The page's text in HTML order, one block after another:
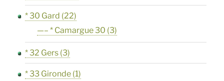
* 30 Gard (22)
—– * Camargue 30 (3)
* 32 Gers (3)
* 33 Gironde (1)